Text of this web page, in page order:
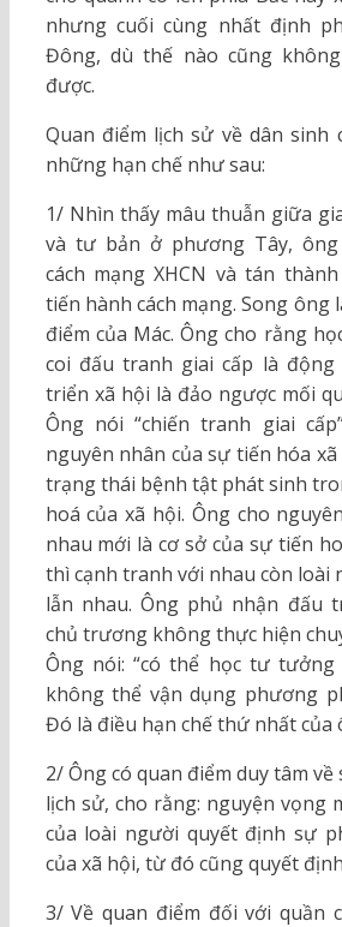
nhưng cuối cùng nhất định
Đông, dù thế nào cũng
được.
Quan điểm lịch sử về dân sinh
những hạn chế như sau:
1/ Nhìn thấy mâu thuẫn giữa
và tư bản ở phương Tây,
cách mạng XHCN và tán
tiến hành cách mạng. Song ông
điểm của Mác. Ông cho rằng
coi đấu tranh giai cấp là
triển xã hội là đảo ngược mối
Ông nói “chiến tranh giai
nguyên nhân của sự tiến hóa
trạng thái bệnh tật phát sinh
hoá của xã hội. Ông cho
nhau mới là cơ sở của sự tiến
thì cạnh tranh với nhau còn loài
lẫn nhau. Ông phủ nhận đấu
chủ trương không thực hiện
Ông nói: “có thể học tư tưởng
không thể vận dụng phương
Đó là điều hạn chế thứ nhất của
2/ Ông có quan điểm duy tâm
lịch sử, cho rằng: nguyện vọng
của loài người quyết định sự
của xã hội, từ đó cũng quyết
3/ Về quan điểm đối với quần